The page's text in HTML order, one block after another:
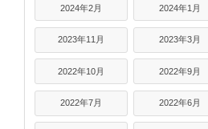
2024年2月 2024年1月
2023年11月 2023年3月
2022年10月 2022年9月
2022年7月 2022年6月